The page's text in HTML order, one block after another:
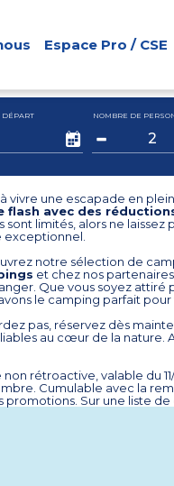
Espace Pro / CSE
DÉPART NOMBRE DE
vivre une escapade en
flash avec des
sont limités, alors ne
exceptionnel.
notre sélection de
et chez nos
Que vous soyez attiré
le camping parfait pour
pas, réservez dès
au cœur de la nature.
non rétroactive, valable du
Cumulable avec la
promotions. Sur une liste